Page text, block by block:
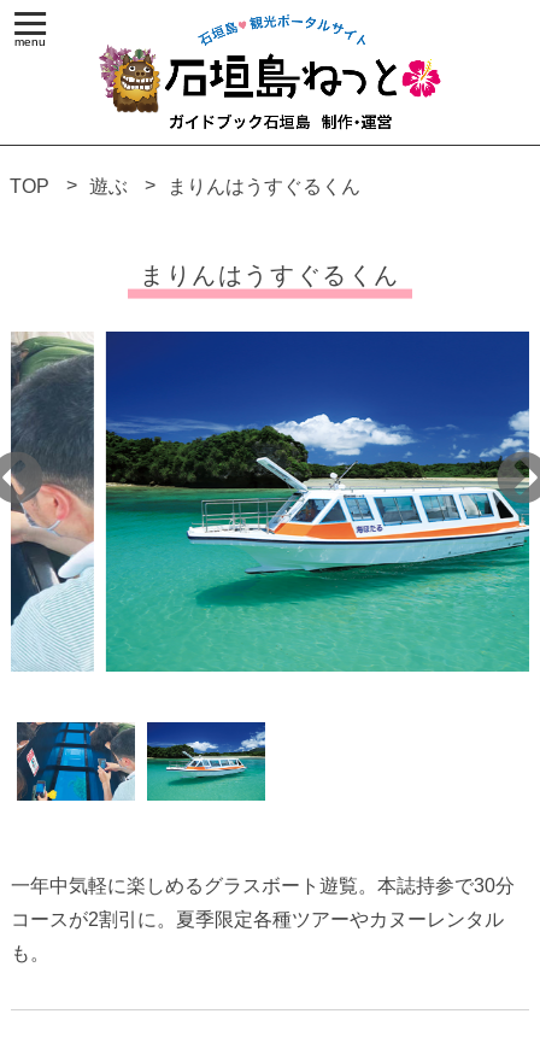
TOP 遊ぶ まりんはうすぐるくん
まりんはうすぐるくん
一年中気軽に楽しめるグラスボート遊覧。本誌持参で30分
コースが2割引に。夏季限定各種ツアーやカヌーレンタル
も。